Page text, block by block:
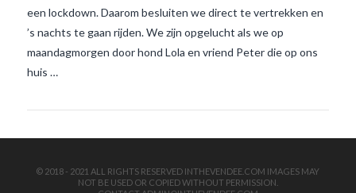
een lockdown. Daarom besluiten we direct te vertrekken en
’s nachts te gaan rijden. We zijn opgelucht als we op
maandagmorgen door hond Lola en vriend Peter die op ons
huis …
© 2018 - 2021 ALL RIGHTS RESERVED INTHEVENDEE.COM IMAGES MAY
NOT BE USED OR COPIED WITHOUT PERMISSION.